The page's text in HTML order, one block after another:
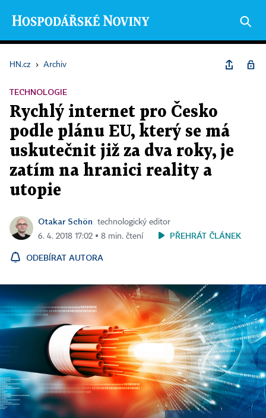
HN.cz › Archiv
TECHNOLOGIE
Rychlý internet pro Česko
podle plánu EU, který se má
uskutečnit již za dva roky, je
zatím na hranici reality a
utopie
Otakar Schön
technologický editor
6. 4. 2018 17:02 ▪ 8 min. čtení
PŘEHRÁT ČLÁNEK
ODEBÍRAT AUTORA